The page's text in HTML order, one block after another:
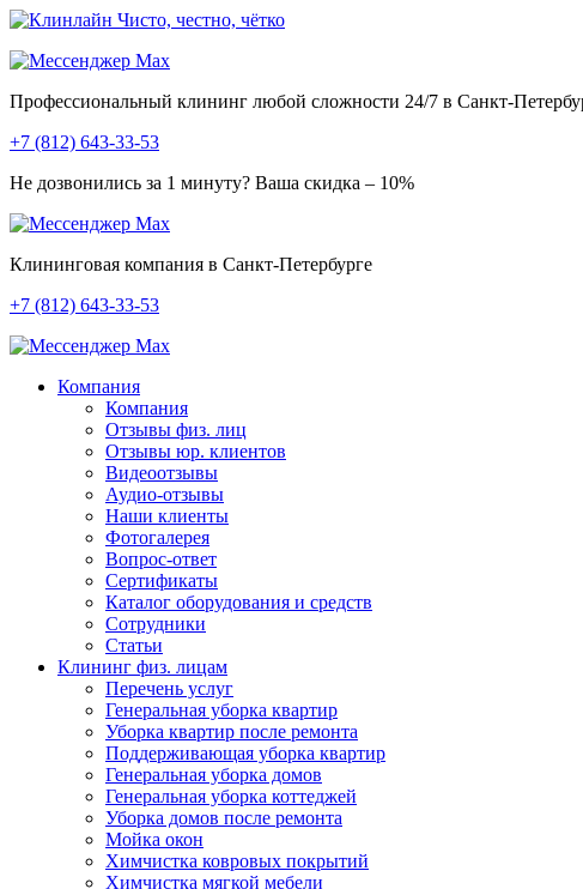
Чисто, честно, чётко
Профессиональный клининг любой сложности 24/7 в Санкт-
+7 (812) 643-33-53
Не дозвонились за 1 минуту? Ваша скидка – 10%
Клининговая компания в Санкт-Петербурге
+7 (812) 643-33-53
Компания
Компания
Отзывы физ. лиц
Отзывы юр. клиентов
Видеоотзывы
Аудио-отзывы
Наши клиенты
Фотогалерея
Вопрос-ответ
Сертификаты
Каталог оборудования и средств
Сотрудники
Статьи
Клининг физ. лицам
Перечень услуг
Генеральная уборка квартир
Уборка квартир после ремонта
Поддерживающая уборка квартир
Генеральная уборка домов
Генеральная уборка коттеджей
Уборка домов после ремонта
Мойка окон
Химчистка ковровых покрытий
Химчистка мягкой мебели